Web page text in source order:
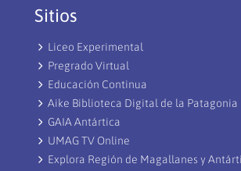
Sitios
Liceo Experimental
Pregrado Virtual
Educación Continua
Aike Biblioteca Digital de la Patagonia
GAIA Antártica
UMAG TV Online
Explora Región de Magallanes y